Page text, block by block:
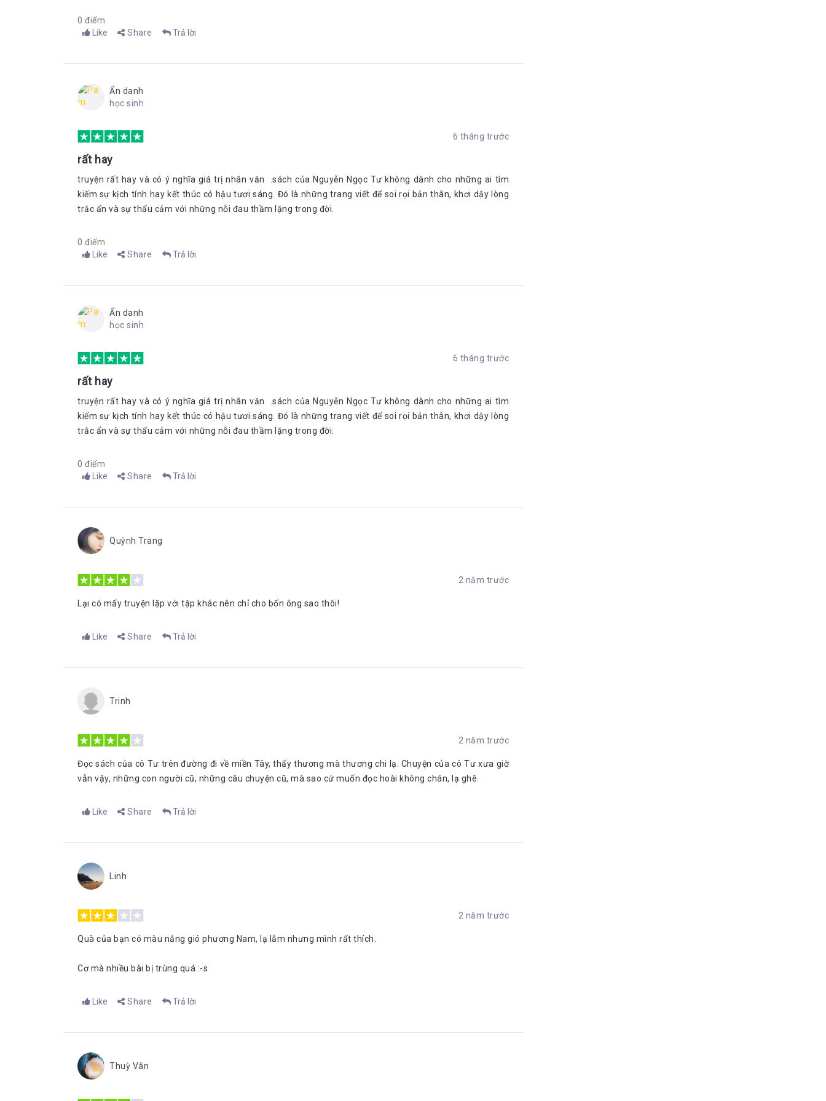
Tác giả và tác phẩm: Nguyễn Ngọc Tư là nữ nhà văn trẻ, thành viên Hội nhà văn Việt Nam. Năm 2018, cô được
trao giải thưởng Văn học Liberaturpreis 2018 do Litprom bình chọn. Bánh Trái Mùa Xưa là tập tản văn xuất bản
--------------------------------------------------
(*) Bản quyền bài viết thuộc về Bookademy - Ybox. Khi chia sẻ hoặc đăng tải lại, vui lòng trích dẫn nguồn đầy đủ
0 điểm
Like
Share Trả lời
Ẩn danh
học sinh
6 tháng trước
rất hay
truyện rất hay và có ý nghĩa giá trị nhân văn .sách của Nguyễn Ngọc Tư không dành cho những ai tìm
kiếm sự kịch tính hay kết thúc có hậu tươi sáng. Đó là những trang viết để soi rọi bản thân, khơi dậy lòng
trắc ẩn và sự thấu cảm với những nỗi đau thầm lặng trong đời.
0 điểm
Like
Share Trả lời
Ẩn danh
học sinh
6 tháng trước
rất hay
truyện rất hay và có ý nghĩa giá trị nhân văn .sách của Nguyễn Ngọc Tư không dành cho những ai tìm
kiếm sự kịch tính hay kết thúc có hậu tươi sáng. Đó là những trang viết để soi rọi bản thân, khơi dậy lòng
trắc ẩn và sự thấu cảm với những nỗi đau thầm lặng trong đời.
0 điểm
Like
Share Trả lời
Quỳnh Trang
2 năm trước
Lại có mấy truyện lặp với tập khác nên chỉ cho bốn ông sao thôi!
Like Share Trả lời
Trinh
2 năm trước
Đọc sách của cô Tư trên đường đi về miền Tây, thấy thương mà thương chi lạ. Chuyện của cô Tư xưa giờ
vẫn vậy, những con người cũ, những câu chuyện cũ, mà sao cứ muốn đọc hoài không chán, lạ ghê.
Like Share Trả lời
Linh
2 năm trước
Quà của bạn có màu nắng gió phương Nam, lạ lẫm nhưng mình rất thích.
Cơ mà nhiều bài bị trùng quá :-s
Like Share Trả lời
Thuỳ Vân